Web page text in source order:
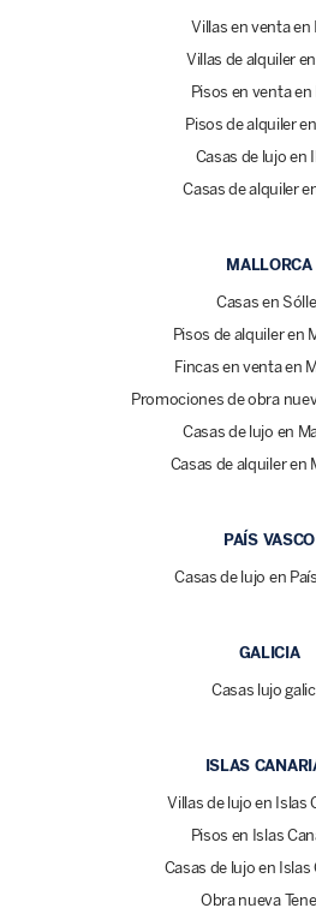
Villas en venta en
Villas de alquiler
Pisos en venta en
Pisos de alquiler
Casas de lujo en
Casas de alquiler
MALLORCA
Casas en
Pisos de alquiler en
Fincas en venta en
Promociones de obra
Casas de lujo en
Casas de alquiler en
PAÍS VASCO
Casas de lujo en
GALICIA
Casas lujo
ISLAS
Villas de lujo en Islas
Pisos en Islas
Casas de lujo en Islas
Obra nueva